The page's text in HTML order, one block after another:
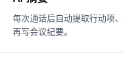
每次通话后自动提取行动项
再写会议纪要。